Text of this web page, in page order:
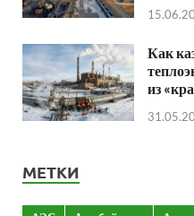
Как
из
МЕТКИ